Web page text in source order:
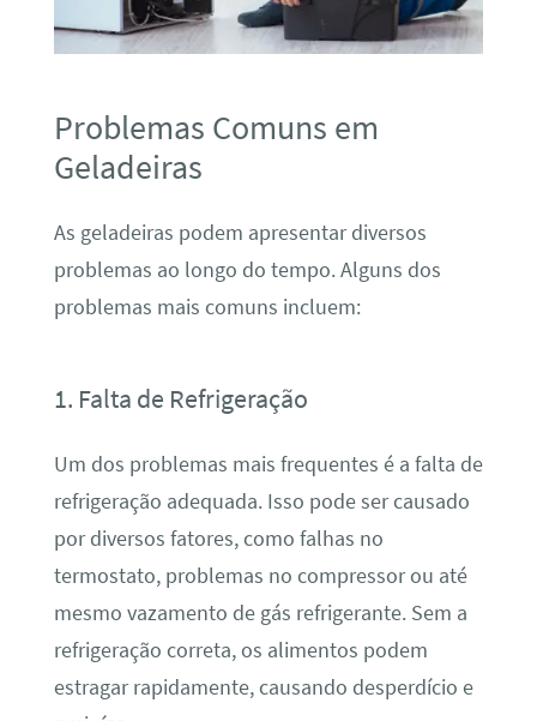
Problemas Comuns em
Geladeiras
As geladeiras podem apresentar diversos
problemas ao longo do tempo. Alguns dos
problemas mais comuns incluem:
1. Falta de Refrigeração
Um dos problemas mais frequentes é a falta de
refrigeração adequada. Isso pode ser causado
por diversos fatores, como falhas no
termostato, problemas no compressor ou até
mesmo vazamento de gás refrigerante. Sem a
refrigeração correta, os alimentos podem
estragar rapidamente, causando desperdício e